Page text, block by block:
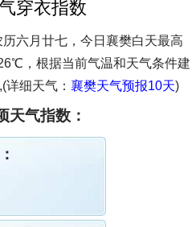
穿衣指数
六月廿七，今日襄樊白天最高
，根据当前气温和天气条件建
详细天气： 襄樊天气预报10天)
天气指数：